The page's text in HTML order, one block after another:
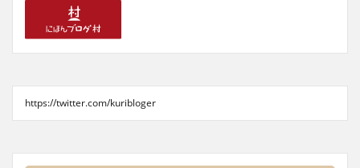
https://twitter.com/kuribloger